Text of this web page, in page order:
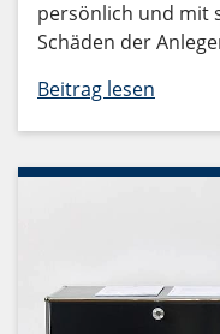
persönlich und mit
Schäden der
Beitrag lesen